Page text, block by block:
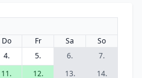
Do Fr Sa
So
4. 5. 6.
7.
11. 12. 13.
14.